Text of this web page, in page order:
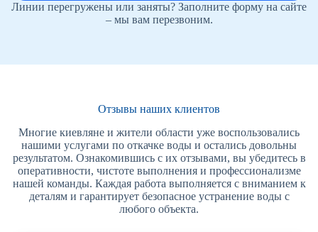
Линии перегружены или заняты? Заполните форму на сайте
– мы вам перезвоним.
Отзывы наших клиентов
Многие киевляне и жители области уже воспользовались
нашими услугами по откачке воды и остались довольны
результатом. Ознакомившись с их отзывами, вы убедитесь в
оперативности, чистоте выполнения и профессионализме
нашей команды. Каждая работа выполняется с вниманием к
деталям и гарантирует безопасное устранение воды с
любого объекта.